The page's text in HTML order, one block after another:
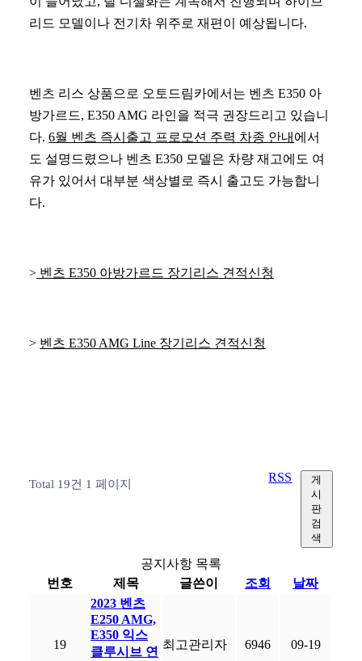
리드 모델이나 전기차 위주로 재편이 예상됩니다.
벤츠 리스 상품으로 오토드림카에서는 벤츠 E350 아
방가르드, E350 AMG 라인을 적극 권장드리고 있습니
다.6월 벤츠 즉시출고 프로모션 주력 차종 안내 에서
도 설명드렸으나 벤츠 E350 모델은 차량 재고에도 여
유가 있어서 대부분 색상별로 즉시 출고도 가능합니
다.
> 벤츠 E350 아방가르드 장기리스 견적신청
> 벤츠 E350 AMG Line 장기리스 견적신청
Total 19건 1 페이지 RSS
게
시
판
검
색
공지사항 목록
번호
제목 글쓴이 조회 날짜
19
2023 벤츠
E250 AMG,
E350 익스
클루시브 연
최고관리자 6946 09-19